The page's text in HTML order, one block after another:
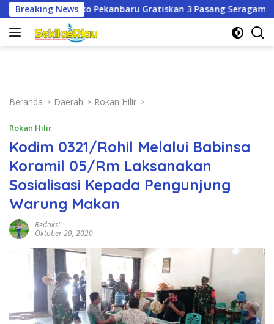
Langsung
ke
konten
Breaking News
Gratiskan 3 Pasang Seragam Sekolah untuk Murid Baru SD
Beranda Daerah Rokan Hilir
Rokan Hilir
Kodim 0321/Rohil Melalui Babinsa
Koramil 05/Rm Laksanakan
Sosialisasi Kepada Pengunjung
Warung Makan
Redaksi
Oktober 29, 2020